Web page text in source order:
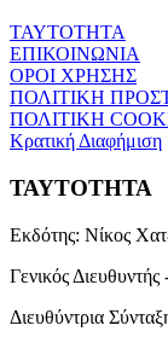
ΤΑΥΤΟΤΗΤΑ
ΕΠΙΚΟΙΝΩΝΙΑ
ΟΡΟΙ ΧΡΗΣΗΣ
ΠΟΛΙΤΙΚΗ
ΠΟΛΙΤΙΚΗ
Κρατική Διαφήμιση
ΤΑΥΤΟΤΗΤΑ
Εκδότης: Νίκος
Γενικός Διευθυντής
Διευθύντρια